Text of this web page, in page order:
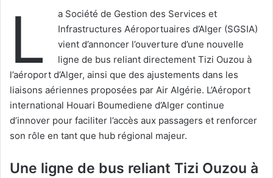
L
a Société de Gestion des Services et
Infrastructures Aéroportuaires d’Alger (SGSIA)
vient d’annoncer l’ouverture d’une nouvelle
ligne de bus reliant directement Tizi Ouzou à
l’aéroport d’Alger, ainsi que des ajustements dans les
liaisons aériennes proposées par Air Algérie. L’Aéroport
international Houari Boumediene d’Alger continue
d’innover pour faciliter l’accès aux passagers et renforcer
son rôle en tant que hub régional majeur.
Une ligne de bus reliant Tizi Ouzou à